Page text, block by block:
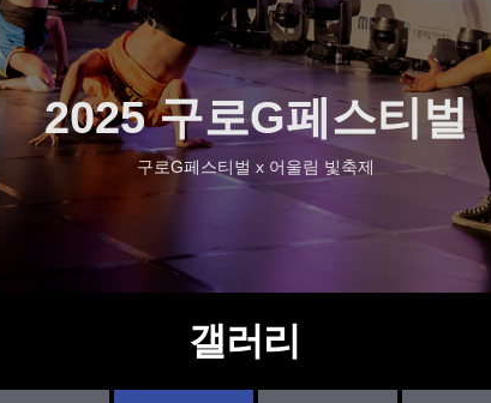
축제일정
오시는길
행사장안내
정원버스킹
구로책 축제&야외도서관
주민자치 프로그램 발표회
2025 구로G페스티벌
구로G페스티벌 x 어울림 빛축제
갤러리